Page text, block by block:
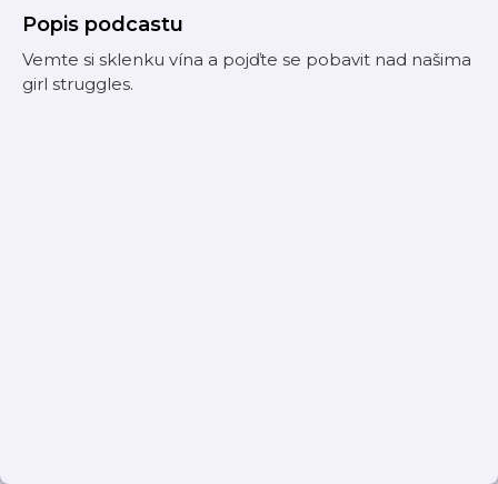
Popis podcastu
Vemte si sklenku vína a pojďte se pobavit nad našima
girl struggles.